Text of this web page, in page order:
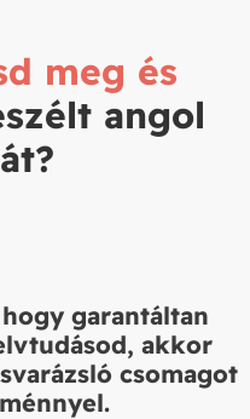
meg és
angol
garantáltan
akkor
csomagot